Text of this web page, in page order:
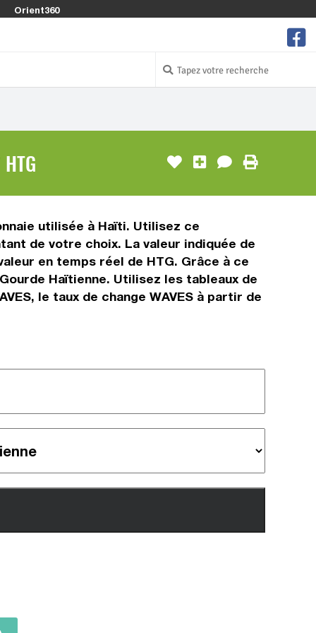
Orient360
utilisée à Haïti. Utilisez ce
de votre choix. La valeur indiquée de
en temps réel de HTG. Grâce à ce
Haïtienne. Utilisez les tableaux de
le taux de change WAVES à partir de